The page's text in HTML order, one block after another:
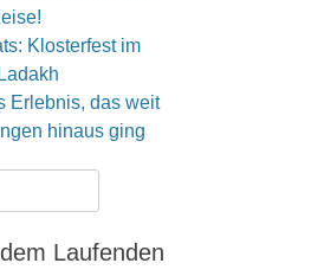
Klosterfest im
Erlebnis, das weit
hinaus ging
Laufenden